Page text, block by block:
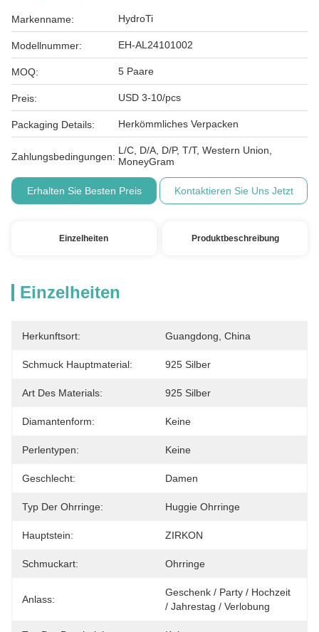
Markenname: HydroTi
Modellnummer: EH-AL24101002
MOQ: 5 Paare
Preis: USD 3-10/pcs
Packaging Details: Herkömmliches Verpacken
Zahlungsbedingungen:
L/C, D/A, D/P, T/T, Western Union,
MoneyGram
Erhalten Sie Besten Preis Kontaktieren Sie Uns Jetzt
Einzelheiten Produktbeschreibung
Einzelheiten
Herkunftsort: Guangdong, China
Schmuck Hauptmaterial: 925 Silber
Art Des Materials: 925 Silber
Diamantenform: Keine
Perlentypen: Keine
Geschlecht: Damen
Typ Der Ohrringe: Huggie Ohrringe
Hauptstein: ZIRKON
Schmuckart: Ohrringe
Anlass:
Geschenk / Party / Hochzeit
/ Jahrestag / Verlobung